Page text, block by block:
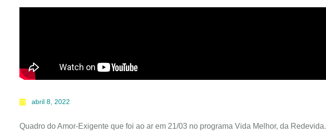
abril 8, 2022
Quadro do Amor-Exigente que foi ao ar em 21/03 no programa Vida Melhor, da Redevida.